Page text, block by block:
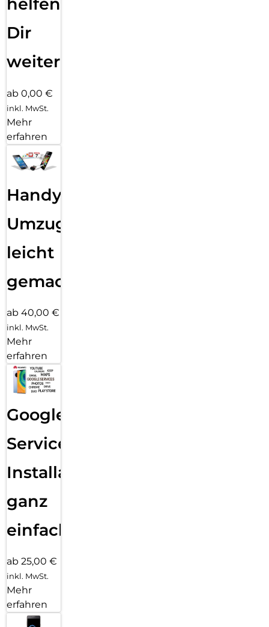
helfen
Dir
weiter
ab 0,00 €
inkl. MwSt.
Mehr
erfahren
Handy
Umzug
leicht
gemacht!
ab 40,00 €
inkl. MwSt.
Mehr
erfahren
Google
Services
Installation
ganz
einfach
ab 25,00 €
inkl. MwSt.
Mehr
erfahren